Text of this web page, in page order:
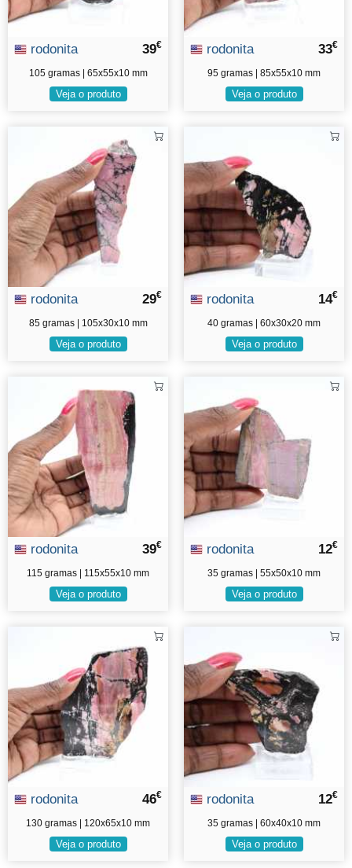
39€
rodonita
105 gramas | 65x55x10 mm
Veja o produto
33€
rodonita
95 gramas | 85x55x10 mm
Veja o produto
29€
rodonita
85 gramas | 105x30x10 mm
Veja o produto
14€
rodonita
40 gramas | 60x30x20 mm
Veja o produto
39€
rodonita
115 gramas | 115x55x10 mm
Veja o produto
12€
rodonita
35 gramas | 55x50x10 mm
Veja o produto
46€
rodonita
130 gramas | 120x65x10 mm
Veja o produto
12€
rodonita
35 gramas | 60x40x10 mm
Veja o produto